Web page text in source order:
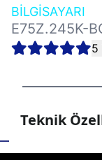
BİLGİSAYARI
E75Z.245K-
5
Teknik